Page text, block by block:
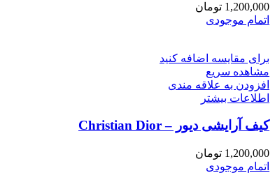
1,200,000 تومان
اتمام موجودی
برای مقایسه اضافه کنید
مشاهده سریع
افزودن به علاقه مندی
اطلاعات بیشتر
کیف آرایشی دیور – Christian Dior
1,200,000 تومان
اتمام موجودی